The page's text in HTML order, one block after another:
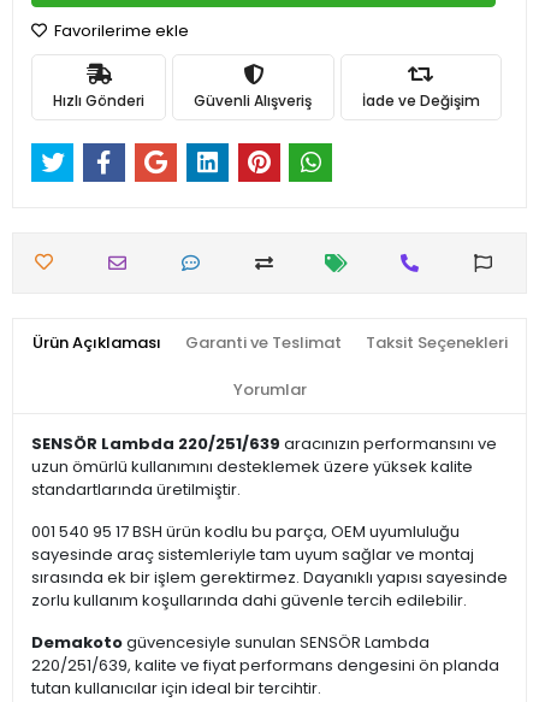
Favorilerime ekle
Hızlı Gönderi Güvenli Alışveriş İade ve Değişim
Ürün Açıklaması Garanti ve Teslimat Taksit Seçenekleri
Yorumlar
SENSÖR Lambda 220/251/639 aracınızın performansını ve
uzun ömürlü kullanımını desteklemek üzere yüksek kalite
standartlarında üretilmiştir.
001 540 95 17 BSH ürün kodlu bu parça, OEM uyumluluğu
sayesinde araç sistemleriyle tam uyum sağlar ve montaj
sırasında ek bir işlem gerektirmez. Dayanıklı yapısı sayesinde
zorlu kullanım koşullarında dahi güvenle tercih edilebilir.
Demakotogüvencesiyle sunulan SENSÖR Lambda
220/251/639, kalite ve fiyat performans dengesini ön planda
tutan kullanıcılar için ideal bir tercihtir.